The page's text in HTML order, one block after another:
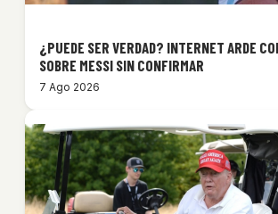
¿PUEDE SER VERDAD? INTERNET ARDE
SOBRE MESSI SIN CONFIRMAR
7 Ago 2026